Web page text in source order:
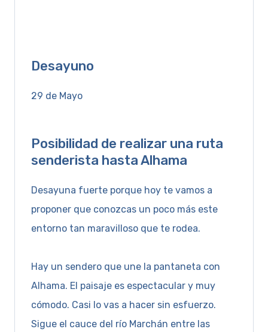
Desayuno
29 de Mayo
Posibilidad de realizar una ruta
senderista hasta Alhama
Desayuna fuerte porque hoy te vamos a
proponer que conozcas un poco más este
entorno tan maravilloso que te rodea.
Hay un sendero que une la pantaneta con
Alhama. El paisaje es espectacular y muy
cómodo. Casi lo vas a hacer sin esfuerzo.
Sigue el cauce del río Marchán entre las